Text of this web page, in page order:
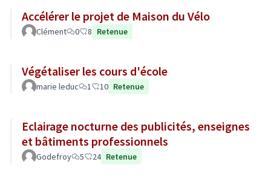
Accélérer le projet de Maison du Vélo
Clément 0 8 Retenue
Végétaliser les cours d'école
marie leduc 1 10 Retenue
Eclairage nocturne des publicités, enseignes
et bâtiments professionnels
Godefroy 5 24 Retenue